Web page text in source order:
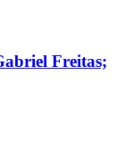
Freitas;